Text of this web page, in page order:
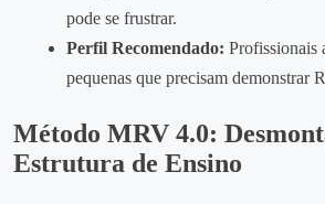
pode se frustrar.
Perfil Recomendado: Profissionais
pequenas que precisam demonstrar
Método MRV 4.0:
Estrutura de Ensino